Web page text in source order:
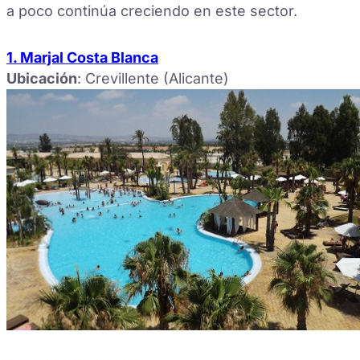
a poco continúa creciendo en este sector.
1. Marjal Costa Blanca
Ubicación: Crevillente (Alicante)